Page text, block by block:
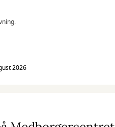
2026